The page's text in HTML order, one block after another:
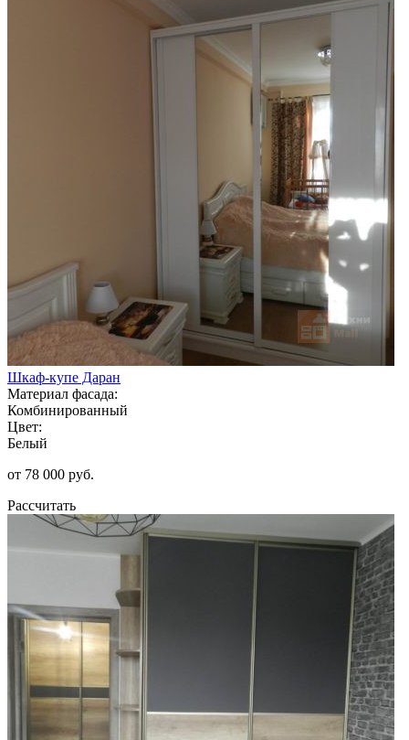
Шкаф-купе Даран
Материал фасада:
Комбинированный
Цвет:
Белый
от 78 000 руб.
Рассчитать